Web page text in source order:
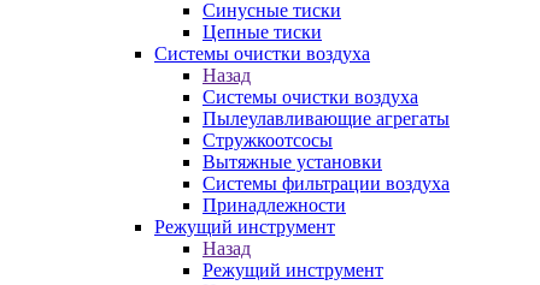
Синусные тиски
Цепные тиски
Системы очистки воздуха
Назад
Системы очистки воздуха
Пылеулавливающие агрегаты
Стружкоотсосы
Вытяжные установки
Системы фильтрации воздуха
Принадлежности
Режущий инструмент
Назад
Режущий инструмент